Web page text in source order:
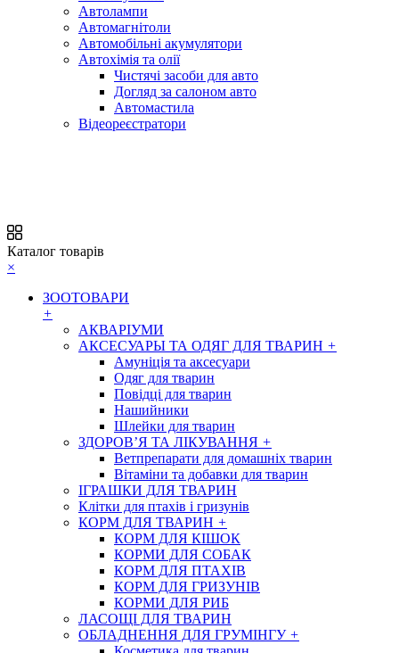
Автолампи
Автомагнітоли
Автомобільні акумулятори
Автохімія та олії
Чистячі засоби для авто
Догляд за салоном авто
Автомастила
Відеореєстратори
Каталог товарів
×
ЗООТОВАРИ
+
АКВАРІУМИ
АКСЕСУАРЫ ТА ОДЯГ ДЛЯ ТВАРИН +
Амуніція та аксесуари
Одяг для тварин
Повідці для тварин
Нашийники
Шлейки для тварин
ЗДОРОВ’Я ТА ЛІКУВАННЯ +
Ветпрепарати для домашніх тварин
Вітаміни та добавки для тварин
ІГРАШКИ ДЛЯ ТВАРИН
Клітки для птахів і гризунів
КОРМ ДЛЯ ТВАРИН +
КОРМ ДЛЯ КІШОК
КОРМИ ДЛЯ СОБАК
КОРМ ДЛЯ ПТАХІВ
КОРМ ДЛЯ ГРИЗУНІВ
КОРМИ ДЛЯ РИБ
ЛАСОЩІ ДЛЯ ТВАРИН
ОБЛАДНЕННЯ ДЛЯ ГРУМІНГУ +